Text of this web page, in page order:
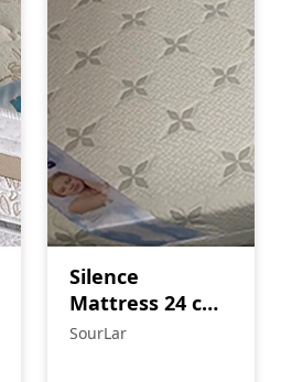
Silence
Mattress 24 cm
with
SourLar